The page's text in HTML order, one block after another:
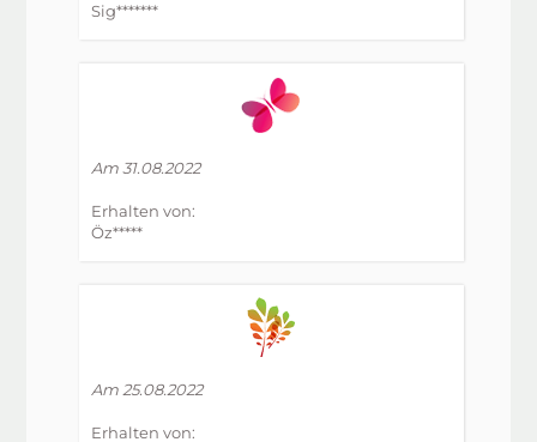
Sig*******
Am 31.08.2022
Erhalten von:
Öz*****
Am 25.08.2022
Erhalten von: